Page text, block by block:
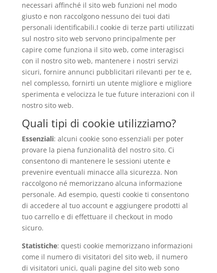
necessari affinché il sito web funzioni nel modo
giusto e non raccolgono nessuno dei tuoi dati
personali identificabili.I cookie di terze parti utilizzati
sul nostro sito web servono principalmente per
capire come funziona il sito web, come interagisci
con il nostro sito web, mantenere i nostri servizi
sicuri, fornire annunci pubblicitari rilevanti per te e,
nel complesso, fornirti un utente migliore e migliore
sperimenta e velocizza le tue future interazioni con il
nostro sito web.
Quali tipi di cookie utilizziamo?
Essenziali: alcuni cookie sono essenziali per poter
provare la piena funzionalità del nostro sito. Ci
consentono di mantenere le sessioni utente e
prevenire eventuali minacce alla sicurezza. Non
raccolgono né memorizzano alcuna informazione
personale. Ad esempio, questi cookie ti consentono
di accedere al tuo account e aggiungere prodotti al
tuo carrello e di effettuare il checkout in modo
sicuro.
Statistiche: questi cookie memorizzano informazioni
come il numero di visitatori del sito web, il numero
di visitatori unici, quali pagine del sito web sono